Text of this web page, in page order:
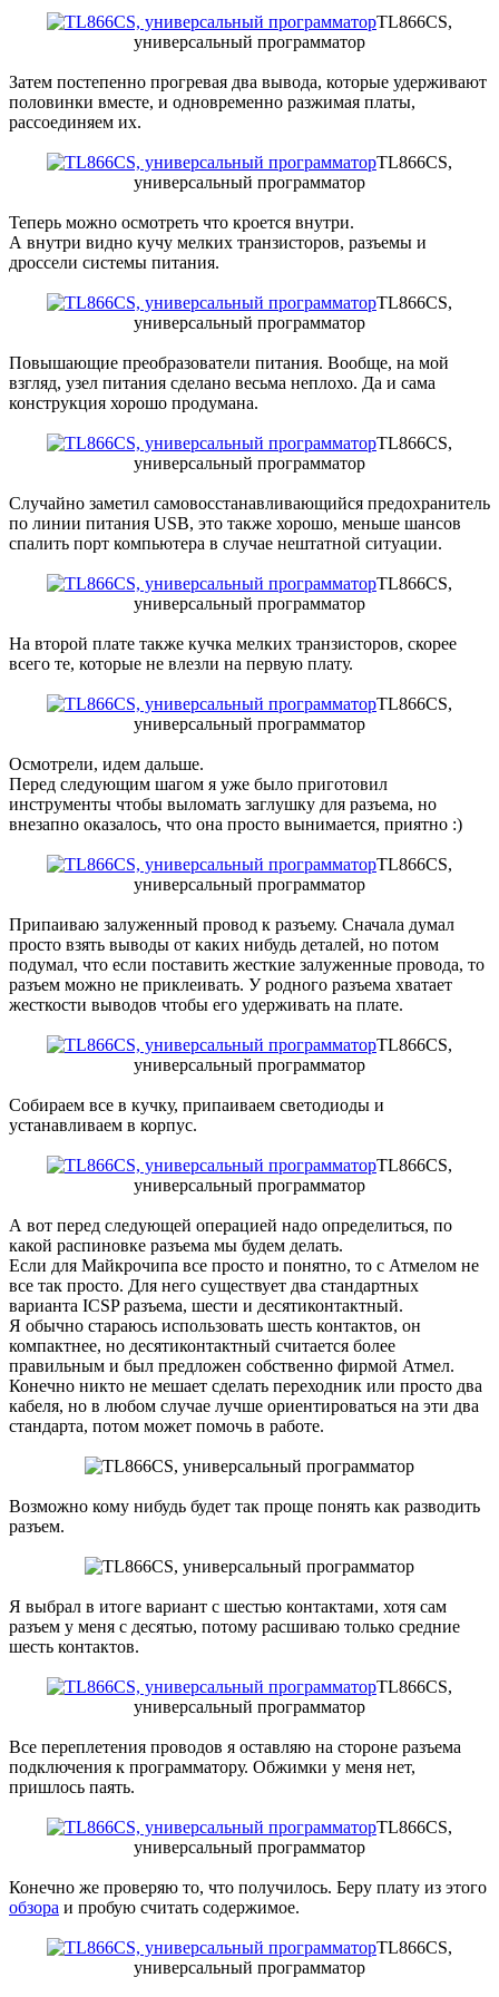
TL866CS,
универсальный программатор
Затем постепенно прогревая два вывода, которые удерживают
половинки вместе, и одновременно разжимая платы,
рассоединяем их.
TL866CS,
универсальный программатор
Теперь можно осмотреть что кроется внутри.
А внутри видно кучу мелких транзисторов, разъемы и
дроссели системы питания.
TL866CS,
универсальный программатор
Повышающие преобразователи питания. Вообще, на мой
взгляд, узел питания сделано весьма неплохо. Да и сама
конструкция хорошо продумана.
TL866CS,
универсальный программатор
Случайно заметил самовосстанавливающийся предохранитель
по линии питания USB, это также хорошо, меньше шансов
спалить порт компьютера в случае нештатной ситуации.
TL866CS,
универсальный программатор
На второй плате также кучка мелких транзисторов, скорее
всего те, которые не влезли на первую плату.
TL866CS,
универсальный программатор
Осмотрели, идем дальше.
Перед следующим шагом я уже было приготовил
инструменты чтобы выломать заглушку для разъема, но
внезапно оказалось, что она просто вынимается, приятно :)
TL866CS,
универсальный программатор
Припаиваю залуженный провод к разъему. Сначала думал
просто взять выводы от каких нибудь деталей, но потом
подумал, что если поставить жесткие залуженные провода, то
разъем можно не приклеивать. У родного разъема хватает
жесткости выводов чтобы его удерживать на плате.
TL866CS,
универсальный программатор
Собираем все в кучку, припаиваем светодиоды и
устанавливаем в корпус.
TL866CS,
универсальный программатор
А вот перед следующей операцией надо определиться, по
какой распиновке разъема мы будем делать.
Если для Майкрочипа все просто и понятно, то с Атмелом не
все так просто. Для него существует два стандартных
варианта ICSP разъема, шести и десятиконтактный.
Я обычно стараюсь использовать шесть контактов, он
компактнее, но десятиконтактный считается более
правильным и был предложен собственно фирмой Атмел.
Конечно никто не мешает сделать переходник или просто два
кабеля, но в любом случае лучше ориентироваться на эти два
стандарта, потом может помочь в работе.
Возможно кому нибудь будет так проще понять как разводить
разъем.
Я выбрал в итоге вариант с шестью контактами, хотя сам
разъем у меня с десятью, потому расшиваю только средние
шесть контактов.
TL866CS,
универсальный программатор
Все переплетения проводов я оставляю на стороне разъема
подключения к программатору. Обжимки у меня нет,
пришлось паять.
TL866CS,
универсальный программатор
Конечно же проверяю то, что получилось. Беру плату из этого
обзора и пробую считать содержимое.
TL866CS,
универсальный программатор